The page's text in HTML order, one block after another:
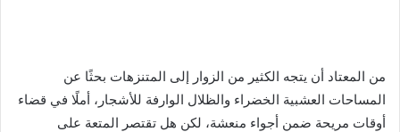
من المعتاد أن يتجه الكثير من الزوار إلى المتنزهات بحثًا عن
المساحات العشبية الخضراء والظلال الوارفة للأشجار، أملًا في قضاء
أوقات مريحة ضمن أجواء منعشة، لكن هل تقتصر المتعة على